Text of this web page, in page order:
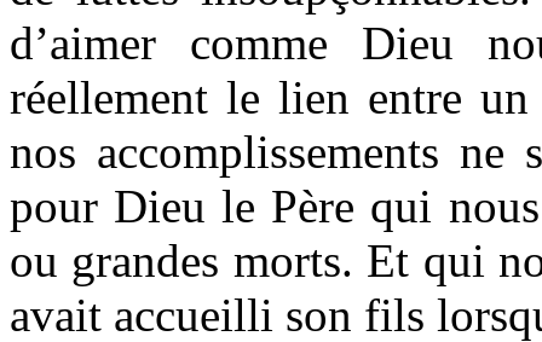
d’aimer comme Dieu
réellement le lien entre
nos accomplissements ne
pour Dieu le Père qui
ou grandes morts. Et qui
avait accueilli son fils